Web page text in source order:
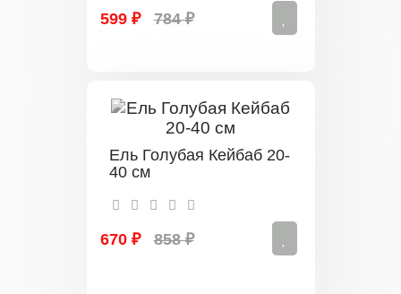
599 ₽ 784 ₽
Ель Голубая Кейбаб 20-
40 см
670 ₽ 858 ₽